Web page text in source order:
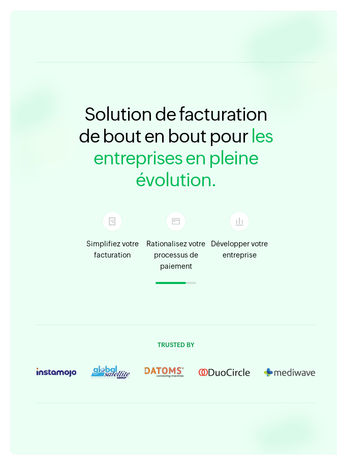
Solution de facturation
de bout en bout pour les
entreprises en pleine
évolution.
Simplifiez votre
facturation
Rationalisez votre
processus de
paiement
Développer votre
entreprise
TRUSTED BY